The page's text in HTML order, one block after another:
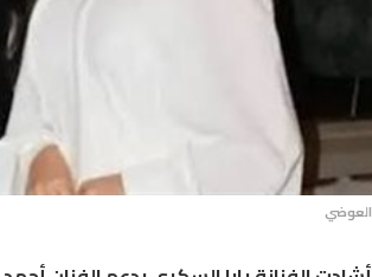
العوضي